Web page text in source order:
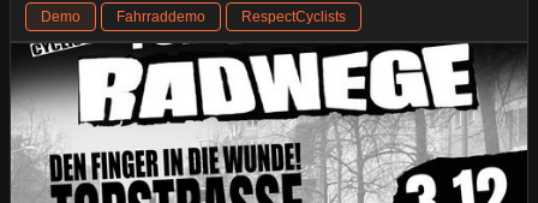
Demo Fahrraddemo RespectCyclists